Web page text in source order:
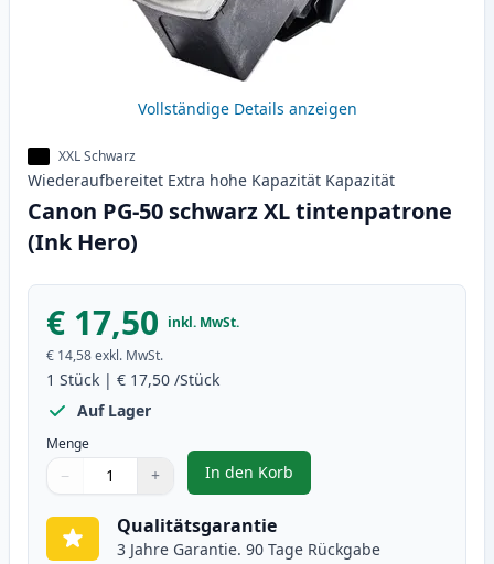
Vollständige Details anzeigen
XXL Schwarz
Wiederaufbereitet Extra hohe Kapazität Kapazität
Canon PG-50 schwarz XL tintenpatrone
(Ink Hero)
€ 17,50 inkl. MwSt.
€ 14,58exkl. MwSt.
1 Stück | € 17,50 /Stück
Auf Lager
Menge
Verwenden Sie die Tasten, um anzupassen
− +
1
In den Korb
, Canon PG-50 schwarz XL
Qualitätsgarantie
3 Jahre Garantie. 90 Tage Rückgabe